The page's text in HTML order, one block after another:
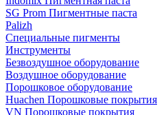
SG Prom Пигментные паста
Palizh
Специальные пигменты
Инструменты
Безвоздушное оборудование
Воздушное оборудование
Порошковое оборудование
Huachen Порошковые покрытия
VN Порошковые покрытия